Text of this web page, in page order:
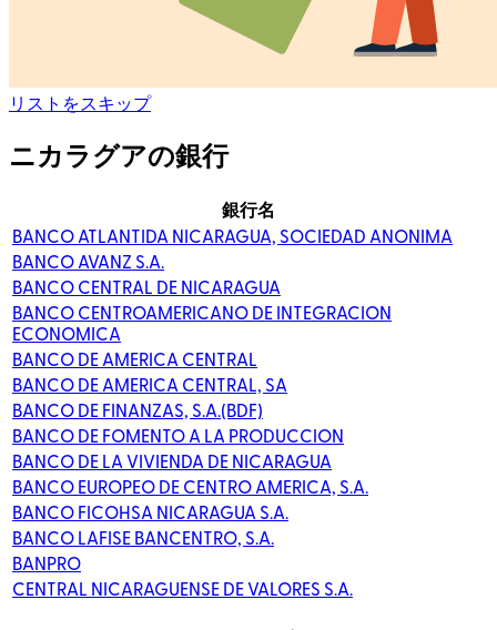
リストをスキップ
ニカラグアの銀行
銀行名
BANCO ATLANTIDA NICARAGUA, SOCIEDAD ANONIMA
BANCO AVANZ S.A.
BANCO CENTRAL DE NICARAGUA
BANCO CENTROAMERICANO DE INTEGRACION
ECONOMICA
BANCO DE AMERICA CENTRAL
BANCO DE AMERICA CENTRAL, SA
BANCO DE FINANZAS, S.A.(BDF)
BANCO DE FOMENTO A LA PRODUCCION
BANCO DE LA VIVIENDA DE NICARAGUA
BANCO EUROPEO DE CENTRO AMERICA, S.A.
BANCO FICOHSA NICARAGUA S.A.
BANCO LAFISE BANCENTRO, S.A.
BANPRO
CENTRAL NICARAGUENSE DE VALORES S.A.